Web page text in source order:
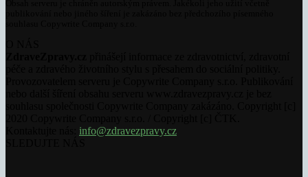
info@zdravezpravy.cz